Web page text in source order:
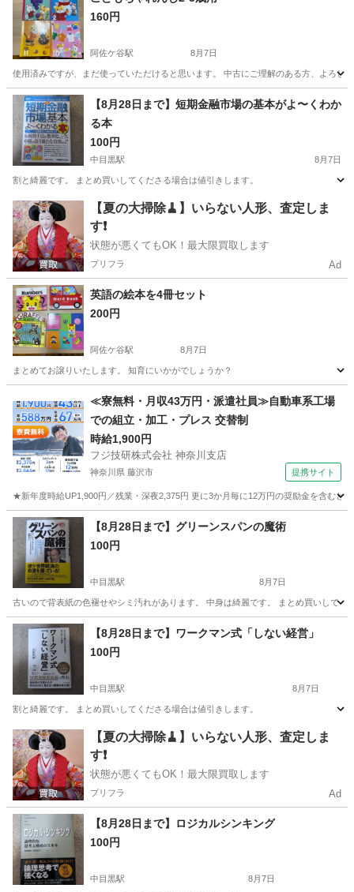
160円
阿佐ケ谷駅 8月7日
使用済みですが、まだ使っていただけると思います。 中古にご理解のある方、よろし
東京 杉並区 阿佐ケ谷駅 絵本 こどもちゃれんじ
【8月28日まで】短期金融市場の基本がよ〜くわか
る本
100円
中目黒駅 8月7日
割と綺麗です。 まとめ買いしてくださる場合は値引きします。
東京 目黒区 中目黒駅 ビジネス、経済
【夏の大掃除🧹】いらない人形、査定しま
す❗️
状態が悪くてもOK！最大限買取します
プリフラ Ad
英語の絵本を4冊セット
200円
阿佐ケ谷駅 8月7日
まとめてお譲りいたします。 知育にいかがでしょうか？
阿佐ケ谷駅 絵本
≪寮無料・月収43万円・派遣社員≫自動車系工場
での組立・加工・プレス 交替制
時給1,900円
フジ技研株式会社 神奈川支店
神奈川県 藤沢市 提携サイト
★新年度時給UP1,900円／残業・深夜2,375円 更に3か月毎に12万円の奨励金を含む
神奈川 藤沢市 その他
【8月28日まで】グリーンスパンの魔術
100円
中目黒駅 8月7日
古いので背表紙の色褪せやシミ汚れがあります。 中身は綺麗です。 まとめ買いしてく
東京 目黒区 中目黒駅 ビジネス、経済
【8月28日まで】ワークマン式「しない経営」
100円
中目黒駅 8月7日
割と綺麗です。 まとめ買いしてくださる場合は値引きします。
東京 目黒区 中目黒駅 ビジネス、経済
【夏の大掃除🧹】いらない人形、査定しま
す❗️
状態が悪くてもOK！最大限買取します
プリフラ Ad
【8月28日まで】ロジカルシンキング
100円
中目黒駅 8月7日